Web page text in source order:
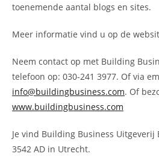
toenemende aantal blogs en sites.
Meer informatie vind u op de
Neem contact op met Building
telefoon op: 030-241 3977. Of via
info@buildingbusiness.com. Of
www.buildingbusiness.com
Je vind Building Business Uitgeverij
3542 AD in Utrecht.